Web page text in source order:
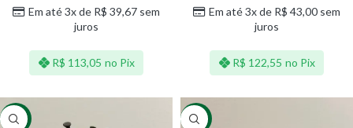
Em até 3x de R$ 39,67sem
juros
R$ 113,05 no Pix
Em até 3x de R$ 43,00sem
juros
R$ 122,55 no Pix
-20% -20%